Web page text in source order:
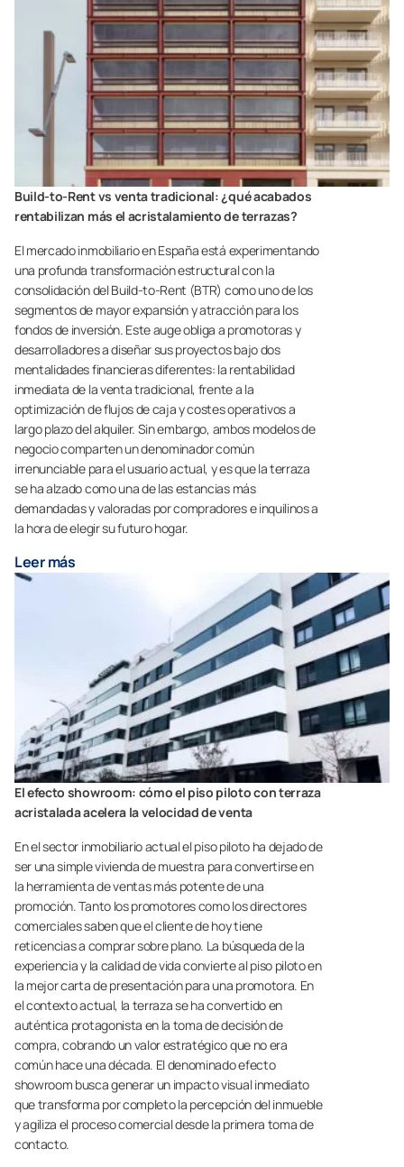
Build-to-Rent vs venta tradicional: ¿qué acabados
rentabilizan más el acristalamiento de terrazas?
El mercado inmobiliario en España está experimentando
una profunda transformación estructural con la
consolidación del Build-to-Rent (BTR) como uno de los
segmentos de mayor expansión y atracción para los
fondos de inversión. Este auge obliga a promotoras y
desarrolladores a diseñar sus proyectos bajo dos
mentalidades financieras diferentes: la rentabilidad
inmediata de la venta tradicional, frente a la
optimización de flujos de caja y costes operativos a
largo plazo del alquiler. Sin embargo, ambos modelos de
negocio comparten un denominador común
irrenunciable para el usuario actual, y es que la terraza
se ha alzado como una de las estancias más
demandadas y valoradas por compradores e inquilinos a
la hora de elegir su futuro hogar.
Leer más
El efecto showroom: cómo el piso piloto con terraza
acristalada acelera la velocidad de venta
En el sector inmobiliario actual el piso piloto ha dejado de
ser una simple vivienda de muestra para convertirse en
la herramienta de ventas más potente de una
promoción. Tanto los promotores como los directores
comerciales saben que el cliente de hoy tiene
reticencias a comprar sobre plano. La búsqueda de la
experiencia y la calidad de vida convierte al piso piloto en
la mejor carta de presentación para una promotora. En
el contexto actual, la terraza se ha convertido en
auténtica protagonista en la toma de decisión de
compra, cobrando un valor estratégico que no era
común hace una década. El denominado efecto
showroom busca generar un impacto visual inmediato
que transforma por completo la percepción del inmueble
y agiliza el proceso comercial desde la primera toma de
contacto.